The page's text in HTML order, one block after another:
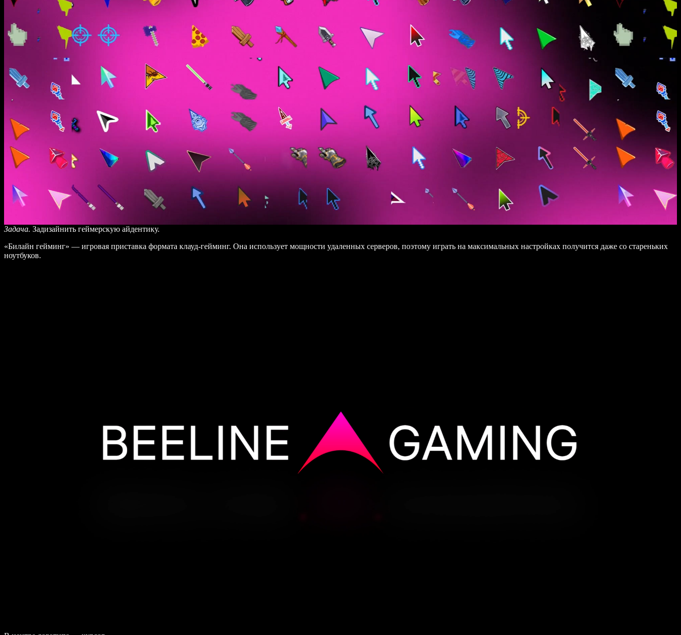
Задача. Задизайнить геймерскую айдентику.
«Билайн гейминг» — игровая приставка формата клауд-гейминг. Она использует мощности удаленных серверов, поэтому играть на максимальных настройках получится даже со стареньких
ноутбуков.